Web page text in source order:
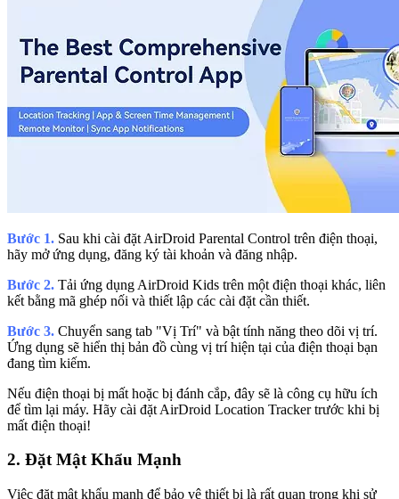
Bước 1. Sau khi cài đặt AirDroid Parental Control trên điện thoại,
hãy mở ứng dụng, đăng ký tài khoản và đăng nhập.
Bước 2. Tải ứng dụng AirDroid Kids trên một điện thoại khác, liên
kết bằng mã ghép nối và thiết lập các cài đặt cần thiết.
Bước 3. Chuyển sang tab "Vị Trí" và bật tính năng theo dõi vị trí.
Ứng dụng sẽ hiển thị bản đồ cùng vị trí hiện tại của điện thoại bạn
đang tìm kiếm.
Nếu điện thoại bị mất hoặc bị đánh cắp, đây sẽ là công cụ hữu ích
để tìm lại máy. Hãy cài đặt AirDroid Location Tracker trước khi bị
mất điện thoại!
2. Đặt Mật Khẩu Mạnh
Việc đặt mật khẩu mạnh để bảo vệ thiết bị là rất quan trọng khi sử